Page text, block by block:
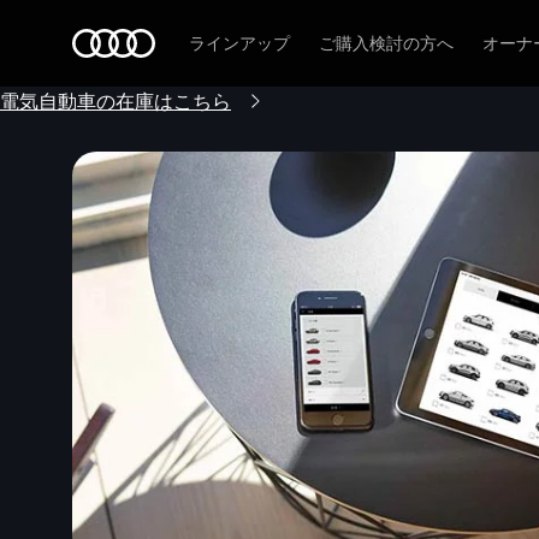
ラインアップ ご購入検討の方へ オーナ
電気自動車の在庫はこちら